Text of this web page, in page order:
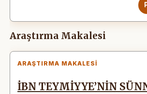
Araştırma Makalesi
ARAŞTIRMA MAKALESI
İBN TEYMİYYE’NİN